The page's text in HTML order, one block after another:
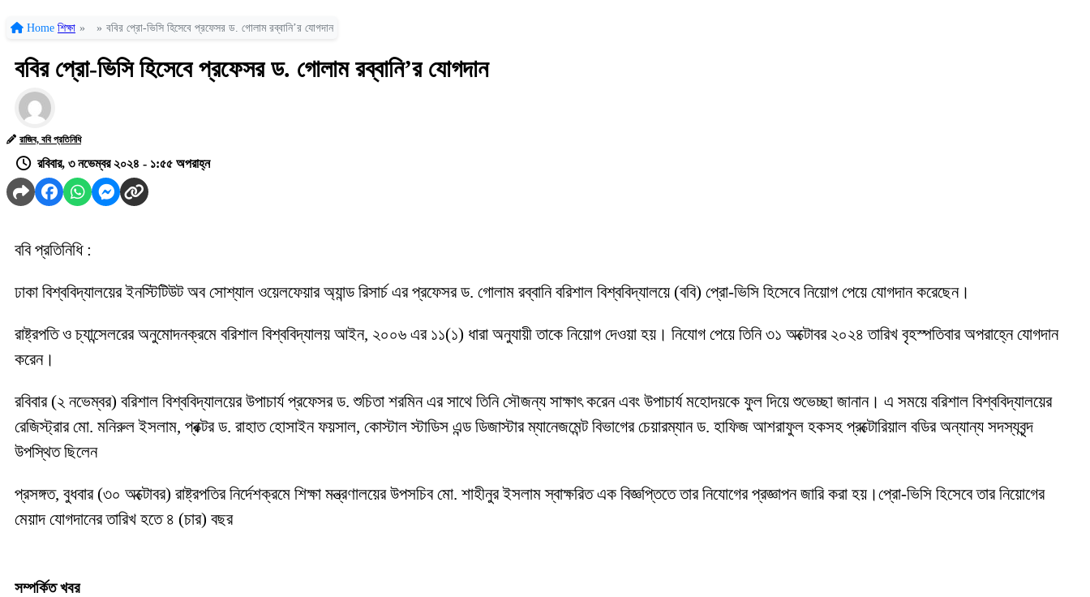
Home শিক্ষা » » ববির প্রো-ভিসি হিসেবে প্রফেসর ড. গোলাম রব্বানি’র যোগদান
ববির প্রো-ভিসি হিসেবে প্রফেসর ড. গোলাম রব্বানি’র যোগদান
রাজিব, ববি প্রতিনিধি
রবিবার, ৩ নভেম্বর ২০২৪ - ১:৫৫ অপরাহ্ন
ববি প্রতিনিধি :
ঢাকা বিশ্ববিদ্যালয়ের ইনস্টিটিউট অব সোশ্যাল ওয়েলফেয়ার অ্যান্ড রিসার্চ এর প্রফেসর ড. গোলাম রব্বানি বরিশাল বিশ্ববিদ্যালয়ে (ববি) প্রো-ভিসি হিসেবে নিয়োগ পেয়ে যোগদান করেছেন।
রাষ্ট্রপতি ও চ্যান্সেলরের অনুমোদনক্রমে বরিশাল বিশ্ববিদ্যালয় আইন, ২০০৬ এর ১১(১) ধারা অনুযায়ী তাকে নিয়োগ দেওয়া হয়। নিযোগ পেয়ে তিনি ৩১ অক্টোবর ২০২৪ তারিখ বৃহস্পতিবার অপরাহ্নে যোগদান
করেন।
রবিবার (২ নভেম্বর) বরিশাল বিশ্ববিদ্যালয়ের উপাচার্য প্রফেসর ড. শুচিতা শরমিন এর সাথে তিনি সৌজন্য সাক্ষাৎ করেন এবং উপাচার্য মহোদয়কে ফুল দিয়ে শুভেচ্ছা জানান। এ সময়ে বরিশাল বিশ্ববিদ্যালয়ের
রেজিস্ট্রার মো. মনিরুল ইসলাম, প্রক্টর ড. রাহাত হোসাইন ফয়সাল, কোস্টাল স্টাডিস এন্ড ডিজাস্টার ম্যানেজমেন্ট বিভাগের চেয়ারম্যান ড. হাফিজ আশরাফুল হকসহ প্রক্টোরিয়াল বডির অন্যান্য সদস্যবৃন্দ
উপস্থিত ছিলেন
প্রসঙ্গত, বুধবার (৩০ অক্টোবর) রাষ্ট্রপতির নির্দেশক্রমে শিক্ষা মন্ত্রণালয়ের উপসচিব মো. শাহীনুর ইসলাম স্বাক্ষরিত এক বিজ্ঞপ্তিতে তার নিযোগের প্রজ্ঞাপন জারি করা হয়।প্রো-ভিসি হিসেবে তার নিয়োগের
মেয়াদ যোগদানের তারিখ হতে ৪ (চার) বছর
সম্পর্কিত খবর